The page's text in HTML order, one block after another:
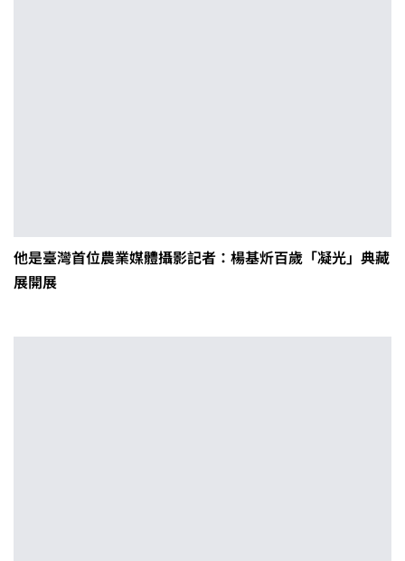
他是臺灣首位農業媒體攝影記者：楊基炘百歲「凝光」典藏
展開展